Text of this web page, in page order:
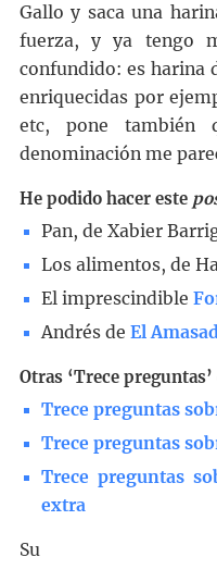
Gallo y saca una
fuerza, y ya tengo
confundido: es harina
enriquecidas por
etc, pone también
denominación me
He podido hacer este
Pan, de Xabier
Los alimentos, de
El imprescindible
Andrés de El
Otras ‘Trece
Trece preguntas
Trece preguntas
Trece preguntas
extra
Su